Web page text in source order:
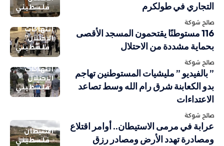
فلسطيني
التجاري في طولكرم
صالح شوكة
انتهاكات
الاحتلال
فلسطيني
116 مستوطنًا يقتحمون المسجد الأقصى
بحماية مشددة من الاحتلال
صالح شوكة
انتهاكات
الاحتلال
فلسطيني
” بالفيديو ” مليشيات المستوطنين تهاجم
بدو الكعابنة شرق رام الله وسط تصاعد
الاعتداءات
صالح شوكة
استيطان
فلسطيني
عرابة في مرمى الاستيطان.. أوامر اقتلاع
ومصادرة تهدد الأرض ومصادر رزق